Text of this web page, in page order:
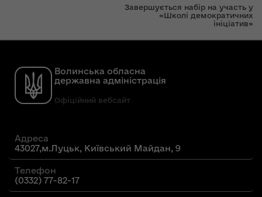
Завершується набір на участь у
«Школі демократичних
ініціатив»
Волинська обласна
державна адміністрація
Офіційний вебсайт
Адреса
43027,м.Луцьк, Київський Майдан, 9
Телефон
(0332) 77-82-17